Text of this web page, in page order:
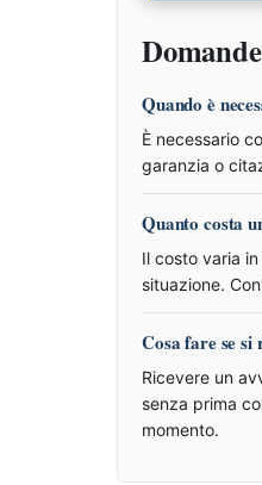
Quando è
È necessario
garanzia o
Quanto costa
Il costo varia
situazione.
Cosa fare se si
Ricevere un
senza prima
momento.